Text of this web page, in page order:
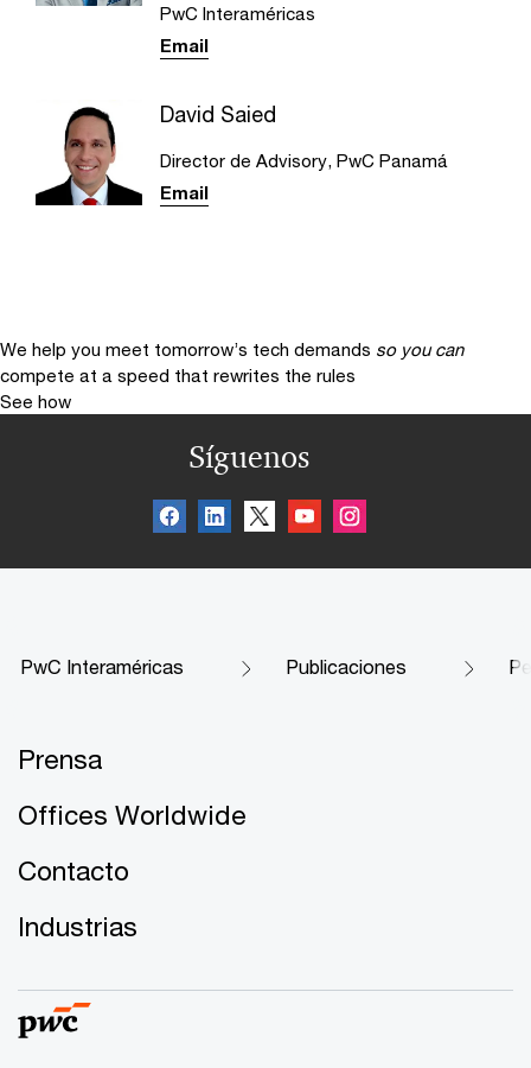
PwC Interaméricas
Email
David Saied
Director de Advisory, PwC Panamá
Email
We help you meet tomorrow’s tech demands so you can
compete at a speed that rewrites the rules
See how
Síguenos
PwC Interaméricas Publicaciones
Prensa
Offices Worldwide
Contacto
Industrias